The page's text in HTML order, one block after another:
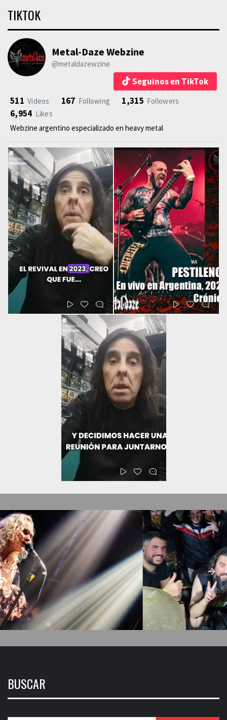
TIKTOK
Metal-Daze Webzine
@metaldazewzine
Seguinos en TikTok
511 Videos 167 Following 1,315 Followers
6,954 Likes
Webzine argentino especializado en heavy metal
BUSCAR